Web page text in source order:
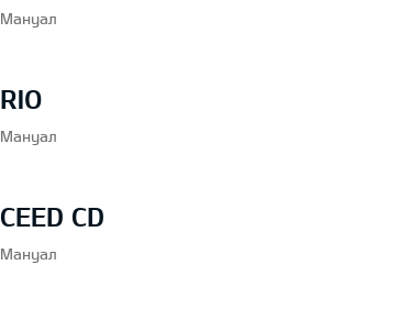
Мануал
RIO
Мануал
CEED CD
Мануал